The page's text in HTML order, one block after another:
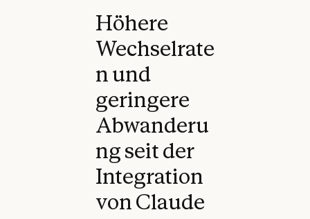
Höhere
Wechselrate
n und
geringere
Abwanderu
ng seit der
Integration
von Claude